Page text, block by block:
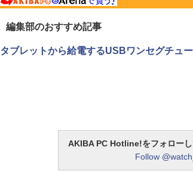
編集部のおすすめ記事
タブレットから給電するUSBワンセグチュ
AKIBA PC Hotline!をフォローし
Follow